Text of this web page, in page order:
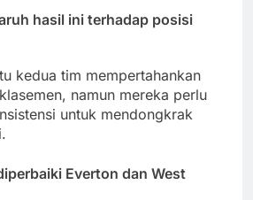
hasil ini terhadap posisi
kedua tim mempertahankan
namun mereka perlu
untuk mendongkrak
Everton dan West